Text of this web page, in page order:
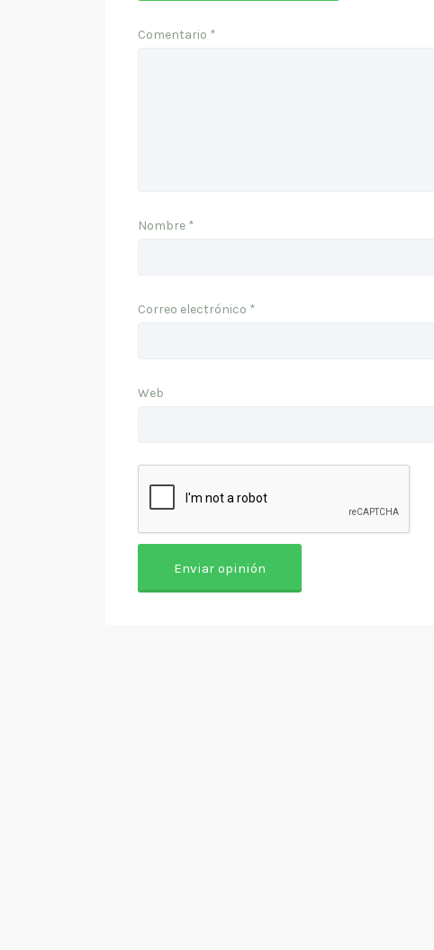
Comentario *
Nombre *
Correo electrónico *
Web